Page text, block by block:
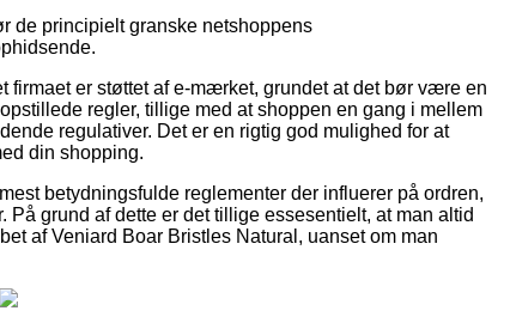
de principielt granske netshoppens
er støttet af e-mærket, grundet at det bør være en
regler, tillige med at shoppen en gang i mellem
regulativer. Det er en rigtig god mulighed for at
din shopping.
betydningsfulde reglementer der influerer på ordren,
grund af dette er det tillige essesentielt, at man altid
af Veniard Boar Bristles Natural, uanset om man